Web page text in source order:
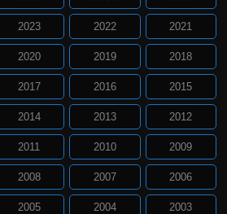
2023 2022 2021
2020 2019 2018
2017 2016 2015
2014 2013 2012
2011 2010 2009
2008 2007 2006
2005 2004 2003